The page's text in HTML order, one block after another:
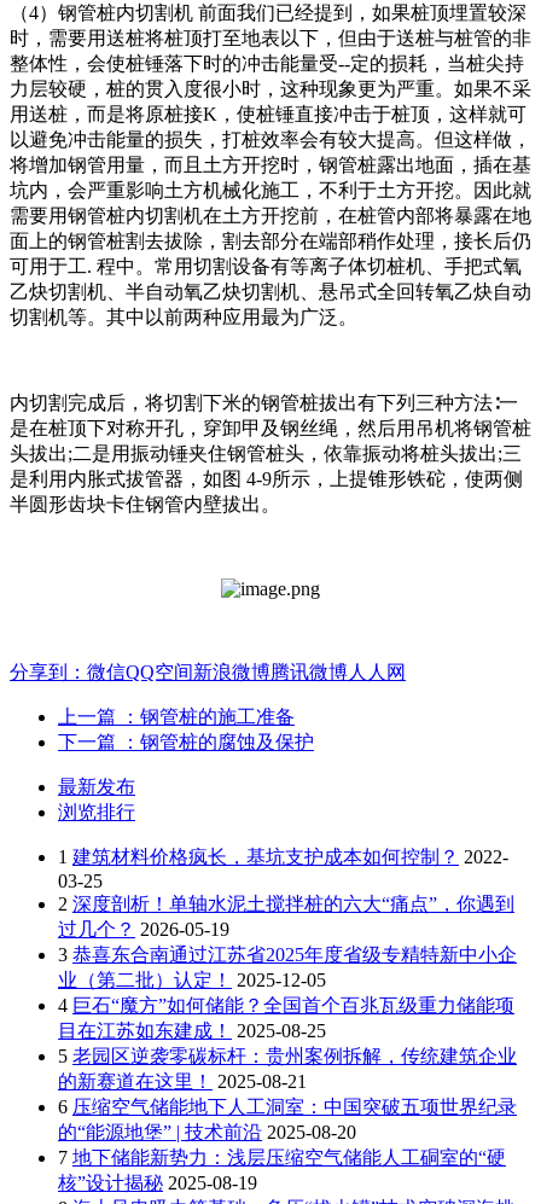
（4）钢管桩内切割机 前面我们已经提到，如果桩顶埋置较深
时，需要用送桩将桩顶打至地表以下，但由于送桩与桩管的非
整体性，会使桩锤落下时的冲击能量受--定的损耗，当桩尖持
力层较硬，桩的贯入度很小时，这种现象更为严重。如果不采
用送桩，而是将原桩接K，使桩锤直接冲击于桩顶，这样就可
以避免冲击能量的损失，打桩效率会有较大提高。但这样做，
将增加钢管用量，而且土方开挖时，钢管桩露出地面，插在基
坑内，会严重影响土方机械化施工，不利于土方开挖。因此就
需要用钢管桩内切割机在土方开挖前，在桩管内部将暴露在地
面上的钢管桩割去拔除，割去部分在端部稍作处理，接长后仍
可用于工. 程中。常用切割设备有等离子体切桩机、手把式氧
乙炔切割机、半自动氧乙炔切割机、悬吊式全回转氧乙炔自动
切割机等。其中以前两种应用最为广泛。
内切割完成后，将切割下米的钢管桩拔出有下列三种方法∶一
是在桩顶下对称开孔，穿卸甲及钢丝绳，然后用吊机将钢管桩
头拔出;二是用振动锤夹住钢管桩头，依靠振动将桩头拔出;三
是利用内胀式拔管器，如图 4-9所示，上提锥形铁砣，使两侧
半圆形齿块卡住钢管内壁拔出。
分享到： 微信QQ空间新浪微博腾讯微博人人网
上一篇
：钢管桩的施工准备
下一篇
：钢管桩的腐蚀及保护
最新发布
浏览排行
1 建筑材料价格疯长，基坑支护成本如何控制？ 2022-
03-25
2 深度剖析！单轴水泥土搅拌桩的六大“痛点”，你遇到
过几个？ 2026-05-19
3 恭喜东合南通过江苏省2025年度省级专精特新中小企
业（第二批）认定！
2025-12-05
4 巨石“魔方”如何储能？全国首个百兆瓦级重力储能项
目在江苏如东建成！
2025-08-25
5 老园区逆袭零碳标杆：贵州案例拆解，传统建筑企业
的新赛道在这里！
2025-08-21
6 压缩空气储能地下人工洞室：中国突破五项世界纪录
的“能源地堡” | 技术前沿 2025-08-20
7 地下储能新势力：浅层压缩空气储能人工硐室的“硬
核”设计揭秘 2025-08-19